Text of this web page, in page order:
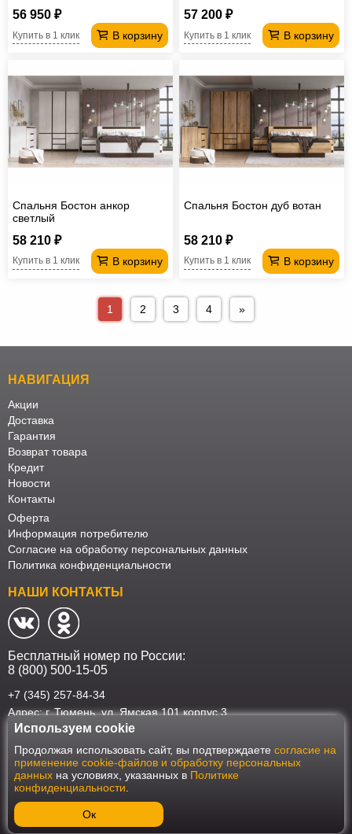
56 950 ₽
В корзину
Купить в 1 клик
57 200 ₽
В корзину
Купить в 1 клик
Спальня Бостон анкор
светлый
58 210 ₽
В корзину
Купить в 1 клик
Спальня Бостон дуб вотан
58 210 ₽
В корзину
Купить в 1 клик
1 2 3 4 »
НАВИГАЦИЯ
Акции
Доставка
Гарантия
Возврат товара
Кредит
Новости
Контакты
Оферта
Информация потребителю
Согласие на обработку персональных данных
Политика конфиденциальности
НАШИ КОНТАКТЫ
Бесплатный номер по России:
8 (800) 500-15-05
+7 (345) 257-84-34
Адрес: г. Тюмень, ул. Ямская 101 корпус 3
Наш интернет-магазин работает в соответствии с требованиями
Федерального закона от 27 июля 2006 года №152-ФЗ "О персональных
данных". Оформить заказ на сайте Мебеласка возможно только при
наличии согласия на обработку Ваших персональных данных. Для
улучшения работы сайта и его взаимодействия с пользователями мы
используем файлы cookie. Продолжая пользоваться сайтом, вы
соглашаетесь с использованием cookie.
Используем cookie
Продолжая использовать сайт, вы подтверждаете согласие на
применение cookie-файлов и обработку персональных
данных на условиях, указанных в Политике
конфиденциальности
Ок